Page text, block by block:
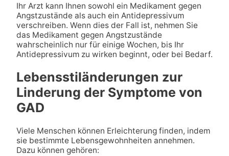
Ihr Arzt kann Ihnen sowohl ein Medikament gegen
Angstzustände als auch ein Antidepressivum
verschreiben. Wenn dies der Fall ist, nehmen Sie
das Medikament gegen Angstzustände
wahrscheinlich nur für einige Wochen, bis Ihr
Antidepressivum zu wirken beginnt, oder bei Bedarf.
Lebensstiländerungen zur
Linderung der Symptome von
GAD
Viele Menschen können Erleichterung finden, indem
sie bestimmte Lebensgewohnheiten annehmen.
Dazu können gehören: